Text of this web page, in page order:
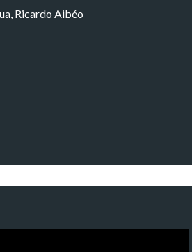
Ricardo Aibéo